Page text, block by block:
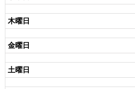
木曜日
金曜日
土曜日